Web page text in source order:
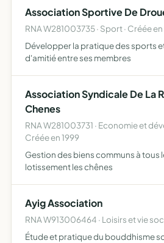
Association Sportive De
RNA W281003735 · Sport · Créée
Développer la pratique des sports
d'amitié entre ses membres
Association Syndicale De La
Chenes
RNA W281003731 · Economie et
Créée en 1999
Gestion des biens communs à tous
lotissement les chênes
Ayig Association
RNA W913006464 · Loisirs et vie
Étude et pratique du bouddhisme